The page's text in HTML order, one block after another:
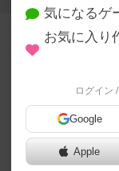
サイズ -大鎌戦役-で遊
が257店登録されてい
ウントでログインする
プレイスペース
キウイ！
大阪府大阪市中央区
気になるゲ
お気に入り
ログイン
Google
Apple